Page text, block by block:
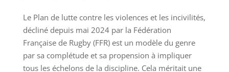
Le Plan de lutte contre les violences et les incivilités,
décliné depuis mai 2024 par la Fédération
Française de Rugby (FFR) est un modèle du genre
par sa complétude et sa propension à impliquer
tous les échelons de la discipline. Cela méritait une